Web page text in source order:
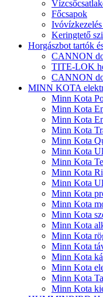
Főcsapok
Keringtető
Horgászbot tartók
CANNON
TITE-LOK
CANNON
MINN KOTA
Minn Kota
Minn Kota
Minn Kota
Minn Kota
Minn Kota
Minn Kota
Minn Kota
Minn Kota
Minn Kota
Minn Kota
Minn Kota
Minn Kota
Minn Kota
Minn Kota
Minn Kota
Minn Kota
Minn Kota
Minn Kota
Minn Kota